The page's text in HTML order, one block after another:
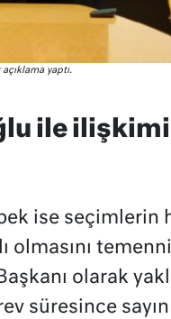
yaptı.
ile
ise seçimlerin
olmasını
olarak
süresince